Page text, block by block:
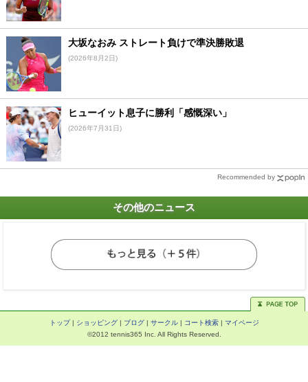
大坂なおみ ストレート負けで準決勝敗退
(2026年8月2日)
ヒューイット息子に勝利「感慨深い」
(2026年7月31日)
Recommended by
その他のニュース
トップ| ショッピング| ブログ| サークル| コート検索| マイページ
©2012 tennis365 Inc. All Rights Reserved.